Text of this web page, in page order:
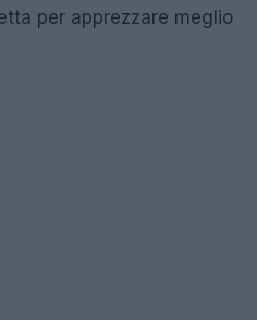
per apprezzare meglio